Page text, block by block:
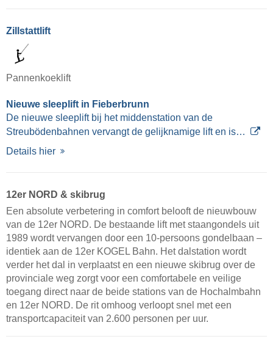
Zillstattlift
Pannenkoeklift
Nieuwe sleeplift in Fieberbrunn
De nieuwe sleeplift bij het middenstation van de
Streubödenbahnen vervangt de gelijknamige lift en is…
Details hier
12er NORD & skibrug
Een absolute verbetering in comfort belooft de nieuwbouw
van de 12er NORD. De bestaande lift met staangondels uit
1989 wordt vervangen door een 10-persoons gondelbaan –
identiek aan de 12er KOGEL Bahn. Het dalstation wordt
verder het dal in verplaatst en een nieuwe skibrug over de
provinciale weg zorgt voor een comfortabele en veilige
toegang direct naar de beide stations van de Hochalmbahn
en 12er NORD. De rit omhoog verloopt snel met een
transportcapaciteit van 2.600 personen per uur.